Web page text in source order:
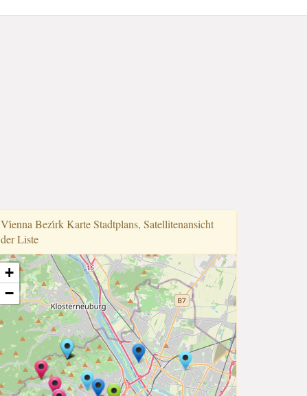
Vi̇enna Bezi̇rk Karte Stadtplans, Satellitenansicht
der Liste
+
−